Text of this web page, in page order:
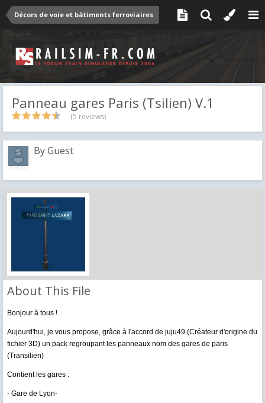
Décors de voie et bâtiments ferroviaires
Panneau gares Paris (Tsilien) V.1
(5 reviews)
By Guest
About This File
Bonjour à tous !
Aujourd'hui, je vous propose, grâce à l'accord de juju49 (Créateur d'origine du
fichier 3D) un pack regroupant les panneaux nom des gares de paris
(Transilien)
Contient les gares :
- Gare de Lyon-